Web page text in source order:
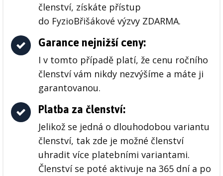
členství, získáte přístup
do FyzioBřišákové výzvy ZDARMA.
Garance nejnižší ceny:
I v tomto případě platí, že cenu ročního
členství vám nikdy nezvýšíme a máte ji
garantovanou.
Platba za členství:
Jelikož se jedná o dlouhodobou variantu
členství, tak zde je možné členství
uhradit více platebními variantami.
Členství se poté aktivuje na 365 dní a po